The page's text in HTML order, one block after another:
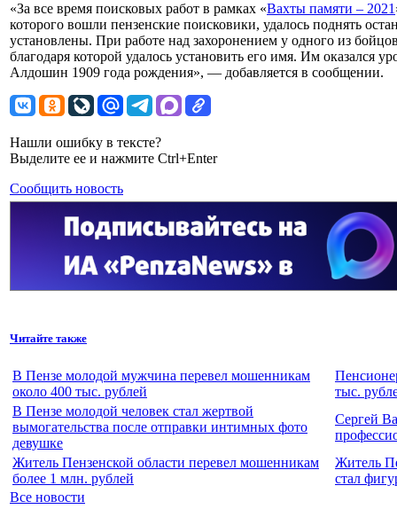
«За все время поисковых работ в рамках «Вахты памяти – 2021
которого вошли пензенские поисковики, удалось поднять
установлены. При работе над захоронением у одного из
благодаря которой удалось установить его имя. Им оказался
Алдошин 1909 года рождения», — добавляется в сообщении.
Нашли ошибку в тексте?
Выделите ее и нажмите Ctrl+Enter
Сообщить новость
Читайте также
В Пензе молодой мужчина перевел мошенникам
около 400 тыс. рублей
тыс.
В Пензе молодой человек стал жертвой
вымогательства после отправки интимных фото
девушке
Сергей
Житель Пензенской области перевел мошенникам
более 1 млн. рублей
Житель
стал
Все новости